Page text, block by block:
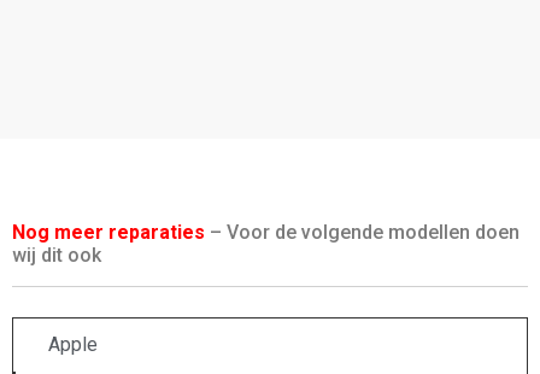
Nog meer reparaties – Voor de volgende modellen doen
wij dit ook
Apple